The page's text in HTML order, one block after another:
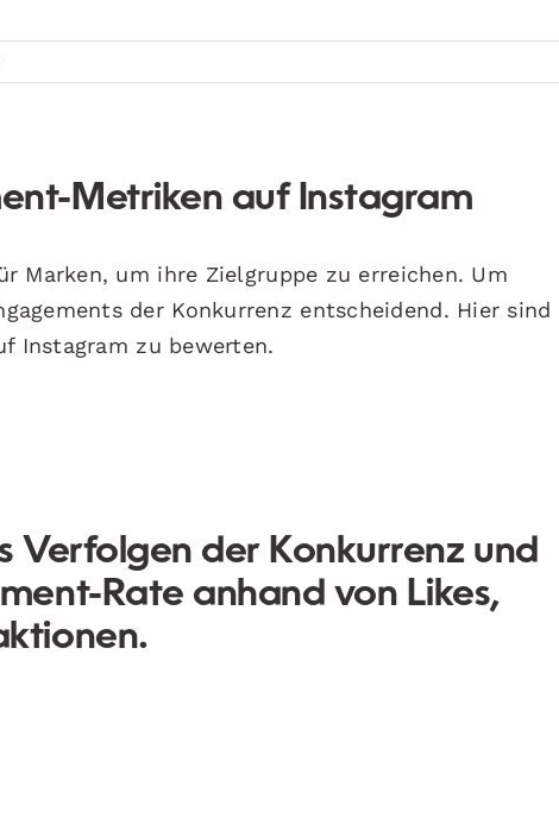
Metriken auf Instagram
Marken, um ihre Zielgruppe zu erreichen. Um
der Konkurrenz entscheidend. Hier sind
Instagram zu bewerten.
Verfolgen der Konkurrenz und
Rate anhand von Likes,